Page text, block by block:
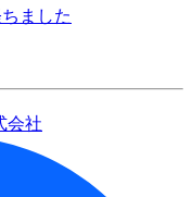
ました
会社